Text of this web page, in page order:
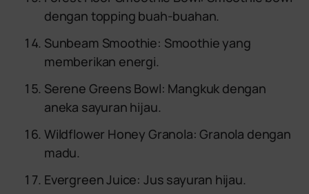
dengan topping buah-buahan.
Sunbeam Smoothie: Smoothie yang
memberikan energi.
Serene Greens Bowl: Mangkuk dengan
aneka sayuran hijau.
Wildflower Honey Granola: Granola dengan
madu.
Evergreen Juice: Jus sayuran hijau.